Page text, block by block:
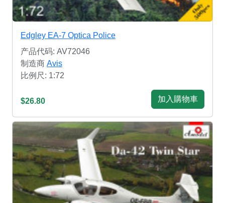
Edgley EA-7 Optica Police
产品代码: AV72046
制造商 Avis
比例尺: 1:72
$26.80 加入購物車